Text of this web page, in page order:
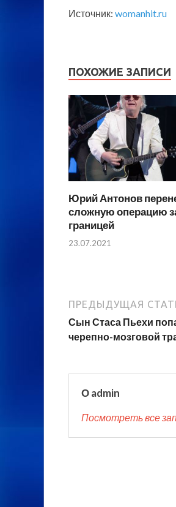
Источник: womanhit.ru
ПОХОЖИЕ ЗАПИСИ
Юрий Антонов
сложную операцию
границей
23.07.2021
ПРЕДЫДУЩАЯ
Сын Стаса Пьехи
черепно-мозговой
О admin
Посмотреть все